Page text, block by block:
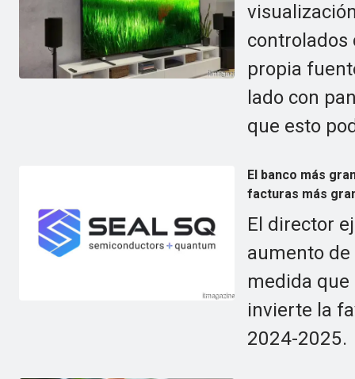
controlados
propia
lado con
que esto
El banco más
facturas más
El director
aumento de
medida
invierte la
2024-2025.